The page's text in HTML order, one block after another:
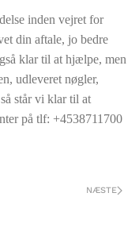
inden vejret for
din aftale, jo bedre
klar til at hjælpe, men
udleveret nøgler,
står vi klar til at
på tlf: +4538711700
NÆSTE